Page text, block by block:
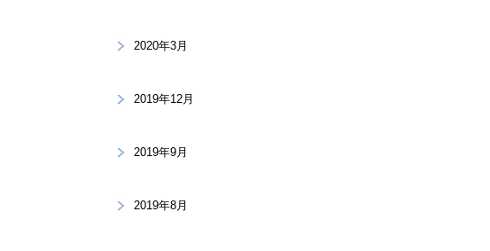
2020年3月
2019年12月
2019年9月
2019年8月